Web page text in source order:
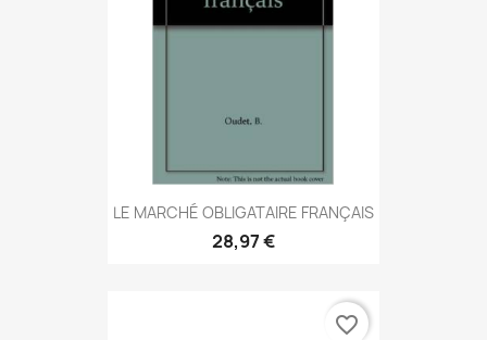
LE MARCHÉ OBLIGATAIRE FRANÇAIS
28,97 €
favorite_border